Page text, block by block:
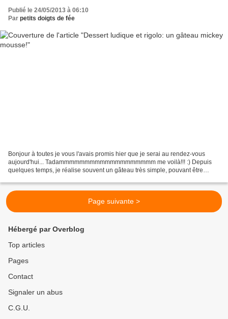
Publié le 24/05/2013 à 06:10
Par petits doigts de fée
Bonjour à toutes je vous l'avais promis hier que je serai au rendez-vous
aujourd'hui... Tadammmmmmmmmmmmmmmmmmm me voilà!!! :) Depuis
quelques temps, je réalise souvent un gâteau très simple, pouvant être
Page suivante >
Hébergé par Overblog
Top articles
Pages
Contact
Signaler un abus
C.G.U.